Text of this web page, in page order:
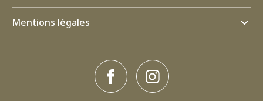
Mentions légales